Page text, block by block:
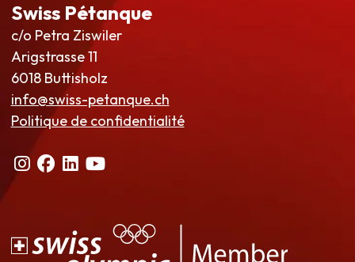
Swiss Pétanque
c/o Petra Ziswiler
Arigstrasse 11
6018 Buttisholz
info@swiss-petanque.ch
Politique de confidentialité